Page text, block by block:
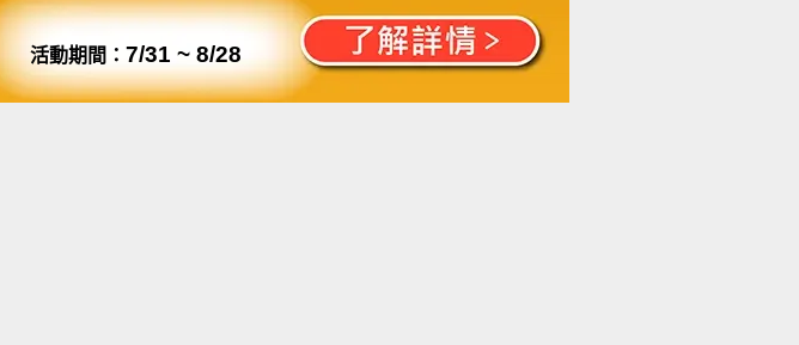
活動期間： 7/31 ~ 8/28